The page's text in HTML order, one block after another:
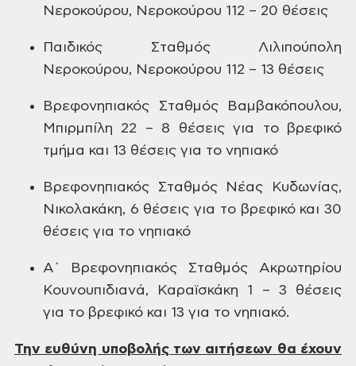
Νεροκούρου, Νεροκούρου 112 – 20 θέσεις
Παιδικός Σταθμός Λιλιπούπολη
Νεροκούρου, Νεροκούρου 112 – 13 θέσεις
Βρεφονηπιακός Σταθμός Βαμβακόπουλου,
Μπιρμπίλη 22 – 8 θέσεις για το βρεφικό
τμήμα και 13 θέσεις για το νηπιακό
Βρεφονηπιακός Σταθμός Νέας Κυδωνίας,
Νικολακάκη, 6 θέσεις για το βρεφικό και 30
θέσεις για το νηπιακό
Α΄ Βρεφονηπιακός Σταθμός Ακρωτηρίου
Κουνουπιδιανά, Καραϊσκάκη 1 – 3 θέσεις
για το βρεφικό και 13 για το νηπιακό.
Την ευθύνη υποβολής των αιτήσεων θα έχουν